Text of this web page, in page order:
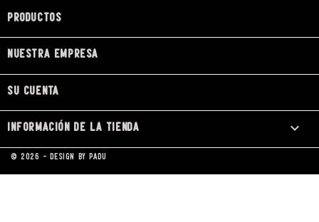
PRODUCTOS
NUESTRA EMPRESA
SU CUENTA
INFORMACIÓN DE LA TIENDA keyboard_arrow_down
© 2026 - Design by Padu